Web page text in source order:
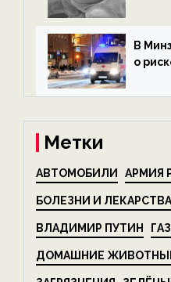
В
о
на
Метки
АВТОМОБИЛИ АРМИЯ
БОЛЕЗНИ И ЛЕКАРСТВА
ВЛАДИМИР ПУТИН ГАЗ
ДОМАШНИЕ